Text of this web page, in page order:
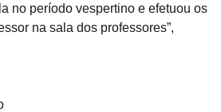
no período vespertino e efetuou os
na sala dos professores”,